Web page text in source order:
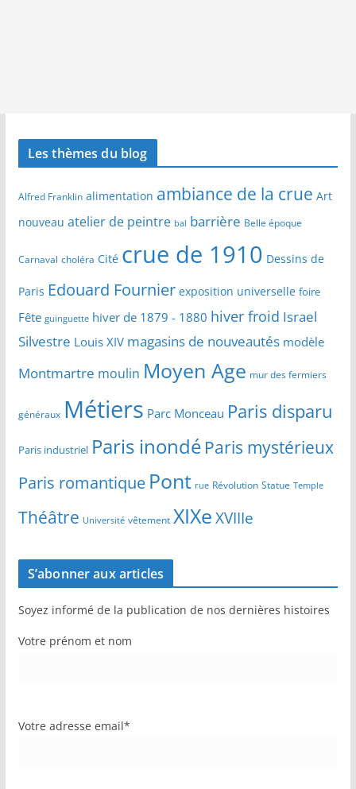
Les thèmes du blog
Alfred Franklin alimentation ambiance de la crue Art
nouveau atelier de peintre bal barrière Belle époque
Carnaval choléra Cité crue de 1910 Dessins de
Paris Edouard Fournier exposition universelle foire
Fête guinguette hiver de 1879 - 1880 hiver froid Israel
Silvestre Louis XIV magasins de nouveautés modèle
Montmartre moulin Moyen Age mur des fermiers
généraux Métiers Parc Monceau Paris disparu
Paris industriel Paris inondé Paris mystérieux
Paris romantique Pont rue Révolution Statue Temple
Théâtre Université vêtement XIXeXVIIIe
S’abonner aux articles
Soyez informé de la publication de nos dernières histoires
Votre prénom et nom
Votre adresse email*